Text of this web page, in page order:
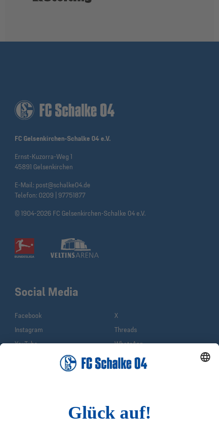
FC Gelsenkirchen-Schalke 04 e.V.
Ernst-Kuzorra-Weg 1
45891 Gelsenkirchen
E-Mail: post@schalke04.de
Telefon: 0209 | 97751877
© 1904-2026 FC Gelsenkirchen-Schalke 04 e.V.
Social Media
Facebook
X
Instagram
Threads
YouTube
WhatsApp
Sina Weibo